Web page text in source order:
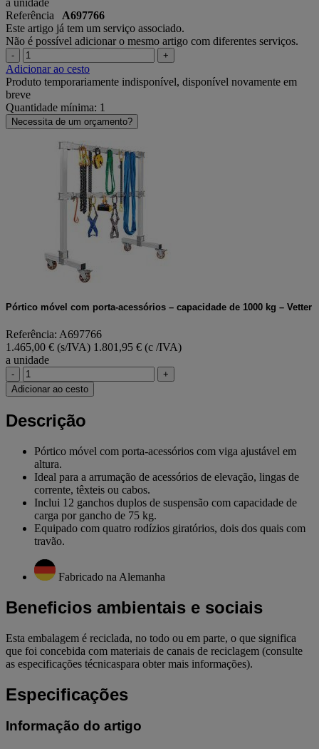
Referência A697766
Este artigo já tem um serviço associado.
Não é possível adicionar o mesmo artigo com diferentes serviços.
- +
Adicionar ao cesto
Produto temporariamente indisponível, disponível novamente em
breve
Quantidade mínima: 1
Necessita de um orçamento?
Pórtico móvel com porta-acessórios – capacidade de 1000 kg – Vetter
Referência: A697766
1.465,00 € (s/IVA) 1.801,95 € (c /IVA)
a unidade
-
+
Adicionar ao cesto
Descrição
Pórtico móvel com porta-acessórios com viga ajustável em
altura.
Ideal para a arrumação de acessórios de elevação, lingas de
corrente, têxteis ou cabos.
Inclui 12 ganchos duplos de suspensão com capacidade de
carga por gancho de 75 kg.
Equipado com quatro rodízios giratórios, dois dos quais com
travão.
Fabricado na Alemanha
Beneficios ambientais e sociais
Esta embalagem é reciclada, no todo ou em parte, o que significa
que foi concebida com materiais de canais de reciclagem (consulte
as especificações técnicaspara obter mais informações).
Especificações
Informação do artigo